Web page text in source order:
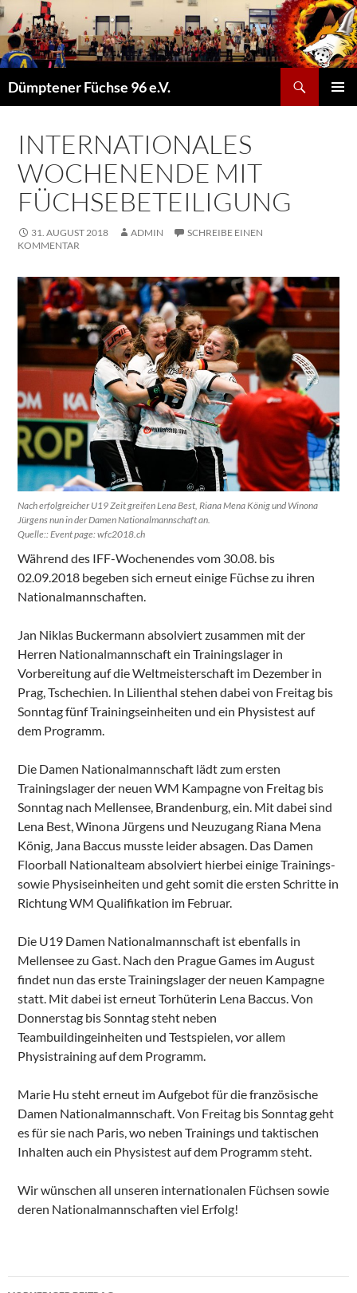
Dümptener Füchse 96 e.V.
SPRINGEN
INTERNATIONALES
WOCHENENDE MIT
FÜCHSEBETEILIGUNG
31. AUGUST 2018 ADMIN
SCHREIBE EINEN
KOMMENTAR
Nach erfolgreicher U19 Zeit greifen Lena Best, Riana Mena König und Winona
Jürgens nun in der Damen Nationalmannschaft an.
Quelle:: Event page: wfc2018.ch
Während des IFF-Wochenendes vom 30.08. bis
02.09.2018 begeben sich erneut einige Füchse zu ihren
Nationalmannschaften.
Jan Niklas Buckermann absolviert zusammen mit der
Herren Nationalmannschaft ein Trainingslager in
Vorbereitung auf die Weltmeisterschaft im Dezember in
Prag, Tschechien. In Lilienthal stehen dabei von Freitag bis
Sonntag fünf Trainingseinheiten und ein Physistest auf
dem Programm.
Die Damen Nationalmannschaft lädt zum ersten
Trainingslager der neuen WM Kampagne von Freitag bis
Sonntag nach Mellensee, Brandenburg, ein. Mit dabei sind
Lena Best, Winona Jürgens und Neuzugang Riana Mena
König, Jana Baccus musste leider absagen. Das Damen
Floorball Nationalteam absolviert hierbei einige Trainings-
sowie Physiseinheiten und geht somit die ersten Schritte in
Richtung WM Qualifikation im Februar.
Die U19 Damen Nationalmannschaft ist ebenfalls in
Mellensee zu Gast. Nach den Prague Games im August
findet nun das erste Trainingslager der neuen Kampagne
statt. Mit dabei ist erneut Torhüterin Lena Baccus. Von
Donnerstag bis Sonntag steht neben
Teambuildingeinheiten und Testspielen, vor allem
Physistraining auf dem Programm.
Marie Hu steht erneut im Aufgebot für die französische
Damen Nationalmannschaft. Von Freitag bis Sonntag geht
es für sie nach Paris, wo neben Trainings und taktischen
Inhalten auch ein Physistest auf dem Programm steht.
Wir wünschen all unseren internationalen Füchsen sowie
deren Nationalmannschaften viel Erfolg!